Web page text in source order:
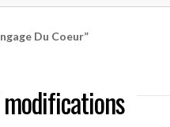
Du Coeur”